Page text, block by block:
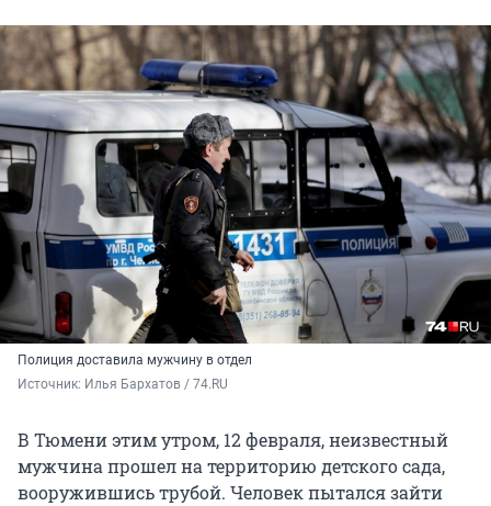
Полиция доставила мужчину в отдел
Источник: Илья Бархатов / 74.RU
В Тюмени этим утром, 12 февраля, неизвестный
мужчина прошел на территорию детского сада,
вооружившись трубой. Человек пытался зайти